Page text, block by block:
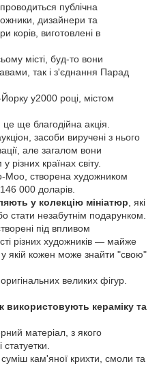
публічна
дизайнери та
корів, виготовлені в
місті, буд-то вони
так і з'єднання Парад
у2000 році, містом
ще благодійна акція.
засоби виручені з нього
але загалом вони
різних країнах світу.
Moo, створена художником
000 доларів.
у колекцію мініатюр , які
стати незабутнім подарунком.
під впливом
різних художників — майже
у якій кожен може знайти "свою"
великих фігур.
використовують кераміку та
матеріал, з якого
кам'яної крихти, смоли та